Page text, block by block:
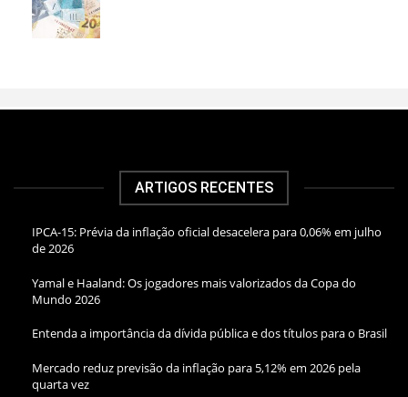
ARTIGOS RECENTES
IPCA-15: Prévia da inflação oficial desacelera para 0,06% em julho
de 2026
Yamal e Haaland: Os jogadores mais valorizados da Copa do
Mundo 2026
Entenda a importância da dívida pública e dos títulos para o Brasil
Mercado reduz previsão da inflação para 5,12% em 2026 pela
quarta vez